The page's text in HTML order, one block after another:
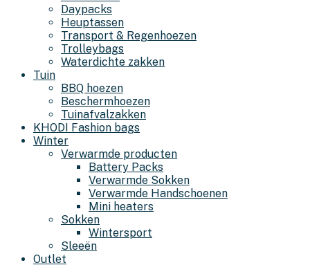
Daypacks
Heuptassen
Transport & Regenhoezen
Trolleybags
Waterdichte zakken
Tuin
BBQ hoezen
Beschermhoezen
Tuinafvalzakken
KHODI Fashion bags
Winter
Verwarmde producten
Battery Packs
Verwarmde Sokken
Verwarmde Handschoenen
Mini heaters
Sokken
Wintersport
Sleeën
Outlet